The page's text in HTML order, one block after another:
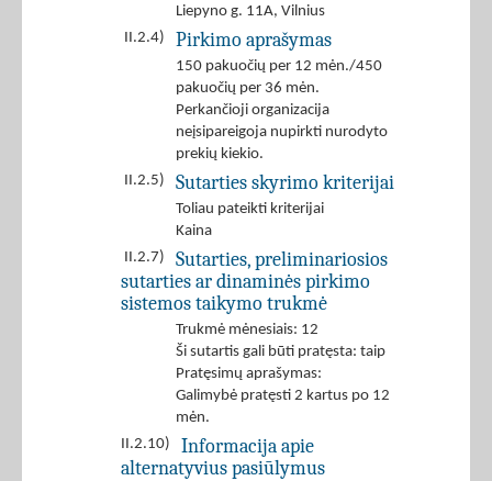
Liepyno g. 11A, Vilnius
II.2.4)
Pirkimo aprašymas
150 pakuočių per 12 mėn./450
pakuočių per 36 mėn.
Perkančioji organizacija
neįsipareigoja nupirkti nurodyto
prekių kiekio.
II.2.5)
Sutarties skyrimo kriterijai
Toliau pateikti kriterijai
Kaina
II.2.7)
Sutarties, preliminariosios
sutarties ar dinaminės pirkimo
sistemos taikymo trukmė
Trukmė mėnesiais: 12
Ši sutartis gali būti pratęsta: taip
Pratęsimų aprašymas:
Galimybė pratęsti 2 kartus po 12
mėn.
II.2.10)
Informacija apie
alternatyvius pasiūlymus